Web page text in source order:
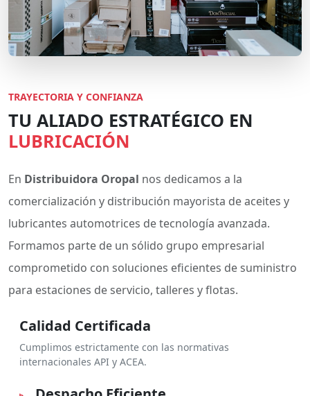
TRAYECTORIA Y CONFIANZA
TU ALIADO ESTRATÉGICO EN
LUBRICACIÓN
En Distribuidora Oropal nos dedicamos a la
comercialización y distribución mayorista de aceites y
lubricantes automotrices de tecnología avanzada.
Formamos parte de un sólido grupo empresarial
comprometido con soluciones eficientes de suministro
para estaciones de servicio, talleres y flotas.
Calidad Certificada
Cumplimos estrictamente con las normativas
internacionales API y ACEA.